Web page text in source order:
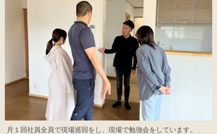
月１回社員全員で現場巡回をし、現場で勉強会をしています。